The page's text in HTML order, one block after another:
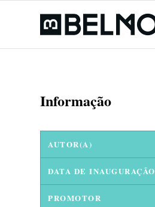
Informação
AUTOR(A)
DATA DE INAUGURAÇÃO
PROMOTOR